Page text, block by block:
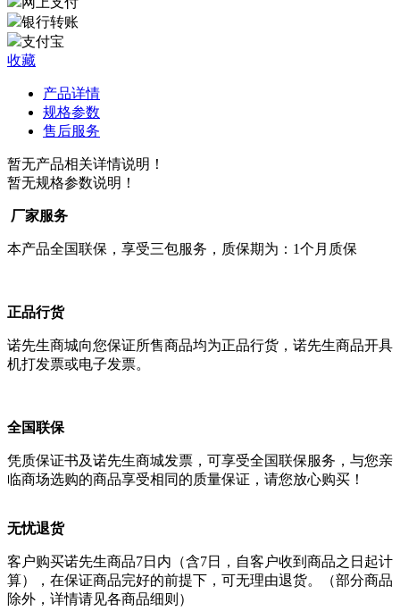
网上支付
银行转账
支付宝
收藏
产品详情
规格参数
售后服务
暂无产品相关详情说明！
暂无规格参数说明！
厂家服务
本产品全国联保，享受三包服务，质保期为：1个月质保
正品行货
诺先生商城向您保证所售商品均为正品行货，诺先生商品开具
机打发票或电子发票。
全国联保
凭质保证书及诺先生商城发票，可享受全国联保服务，与您亲
临商场选购的商品享受相同的质量保证，请您放心购买！
无忧退货
客户购买诺先生商品7日内（含7日，自客户收到商品之日起计
算），在保证商品完好的前提下，可无理由退货。（部分商品
除外，详情请见各商品细则）